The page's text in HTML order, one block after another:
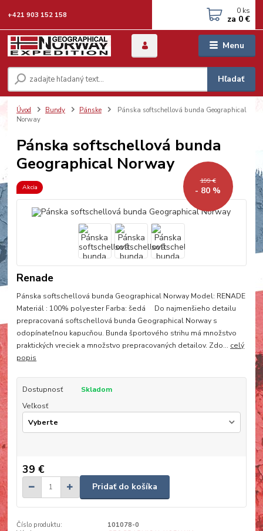
Menu
Hľadať
+421 903 152 158 0 ks
za 0 €
Úvod Bundy Pánske
Pánska softschellová bunda Geographical
Norway
Pánska softschellová bunda
Geographical Norway
Akcia
199 €
- 80 %
Renade
Pánska softschellová bunda Geographical Norway Model: RENADE
Materiál : 100% polyester Farba: šedá Do najmenšieho detailu
prepracovaná softschellová bunda Geographical Norway s
odopínateľnou kapucňou. Bunda športového strihu má množstvo
praktických vreciek a množstvo prepracovaných detailov. Zdo... celý
popis
Dostupnosť
Skladom
Veľkosť
39 €
Pridať do košíka
Číslo produktu:
101078-0